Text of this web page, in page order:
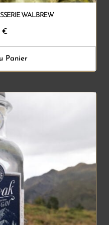
WALBREW
€
Panier